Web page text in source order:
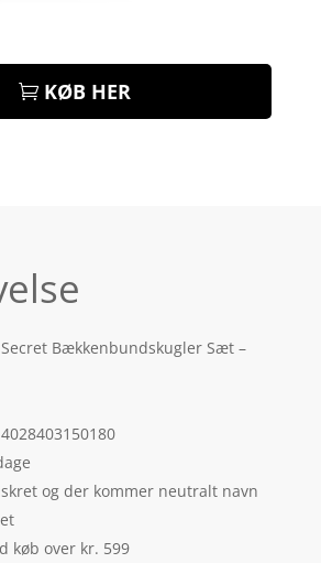
KØB HER
Secret Bækkenbundskugler Sæt –
og der kommer neutralt navn
køb over kr. 599